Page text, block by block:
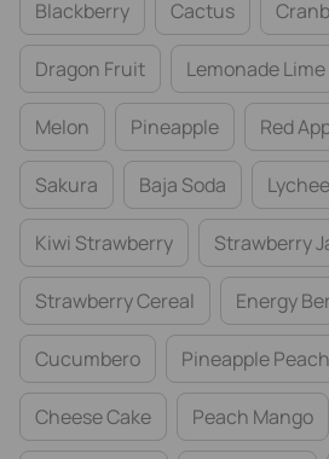
Blackberry Cactus
Dragon Fruit Lemonade Lime
Melon Pineapple Red
Sakura Baja Soda Lychee
Kiwi Strawberry Strawberry
Strawberry Cereal Energy
Cucumbero Pineapple Peach
Cheese Cake Peach Mango